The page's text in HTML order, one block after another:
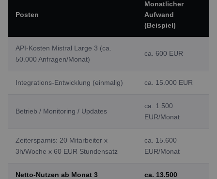
Posten
Monatlicher
Aufwand
(Beispiel)
API-Kosten Mistral Large 3 (ca.
50.000 Anfragen/Monat)
ca. 600 EUR
Integrations-Entwicklung (einmalig) ca. 15.000 EUR
Betrieb / Monitoring / Updates
ca. 1.500
EUR/Monat
Zeitersparnis: 20 Mitarbeiter x
3h/Woche x 60 EUR Stundensatz
ca. 15.600
EUR/Monat
Netto-Nutzen ab Monat 3
ca. 13.500